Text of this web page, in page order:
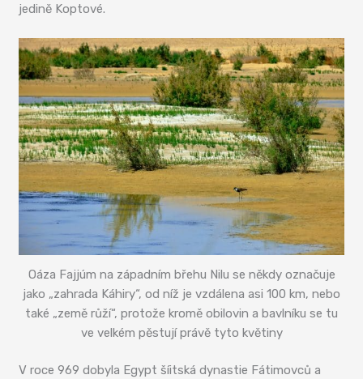
jedině Koptové.
Oáza Fajjúm na západním břehu Nilu se někdy označuje
jako „zahrada Káhiry“, od níž je vzdálena asi 100 km, nebo
také „země růží“, protože kromě obilovin a bavlníku se tu
ve velkém pěstují právě tyto květiny
V roce 969 dobyla Egypt šíitská dynastie Fátimovců a